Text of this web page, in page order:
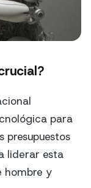
para
presupuestos
liderar esta
hombre y